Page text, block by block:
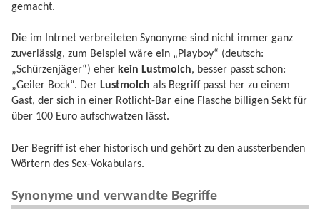
gemacht.
Die im Intrnet verbreiteten Synonyme sind nicht immer ganz
zuverlässig, zum Beispiel wäre ein „Playboy“ (deutsch:
„Schürzenjäger“) eher kein Lustmolch, besser passt schon:
„Geiler Bock“. Der Lustmolch als Begriff passt her zu einem
Gast, der sich in einer Rotlicht-Bar eine Flasche billigen Sekt für
über 100 Euro aufschwatzen lässt.
Der Begriff ist eher historisch und gehört zu den aussterbenden
Wörtern des Sex-Vokabulars.
Synonyme und verwandte Begriffe